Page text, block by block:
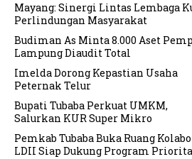
Mayang: Sinergi Lintas Lembaga
Perlindungan Masyarakat
Budiman As Minta 8.000 Aset
Lampung Diaudit Total
Imelda Dorong Kepastian Usaha
Peternak Telur
Bupati Tubaba Perkuat UMKM,
Salurkan KUR Super Mikro
Pemkab Tubaba Buka Ruang
LDII Siap Dukung Program